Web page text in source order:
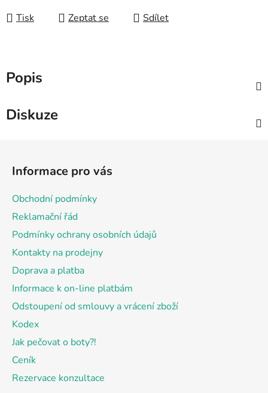
Tisk Zeptat se Sdílet
Popis
Diskuze
Informace pro vás
Obchodní podmínky
Reklamační řád
Podmínky ochrany osobních údajů
Kontakty na prodejny
Doprava a platba
Informace k on-line platbám
Odstoupení od smlouvy a vrácení zboží
Kodex
Jak pečovat o boty?!
Ceník
Rezervace konzultace